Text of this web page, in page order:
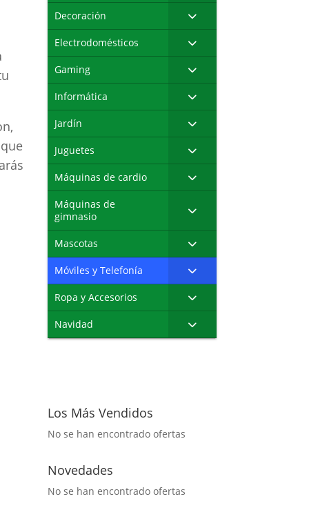
Decoración
Electrodomésticos
Gaming
Informática
Jardín
Juguetes
Máquinas de cardio
Máquinas de
gimnasio
Mascotas
Móviles y Telefonía
Ropa y Accesorios
Navidad
Los Más Vendidos
No se han encontrado ofertas
Novedades
No se han encontrado ofertas